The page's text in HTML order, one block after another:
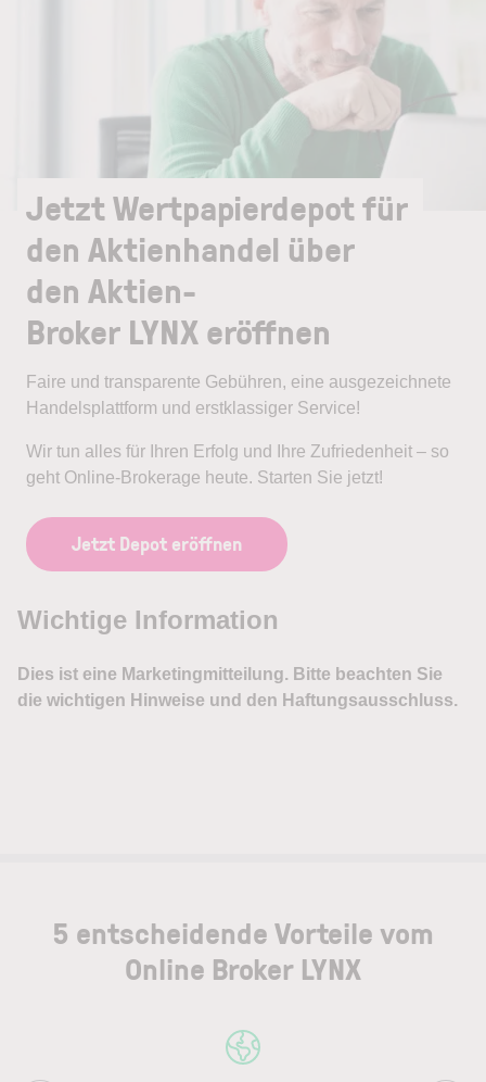
Jetzt Wertpapierdepot für
den Aktienhandel über
den Aktien-
Broker LYNX eröffnen
Faire und transparente Gebühren, eine ausgezeichnete
Handelsplattform und erstklassiger Service!
Wir tun alles für Ihren Erfolg und Ihre Zufriedenheit – so
geht Online-Brokerage heute. Starten Sie jetzt!
Jetzt Depot eröffnen
5 entscheidende Vorteile vom
Online Broker LYNX